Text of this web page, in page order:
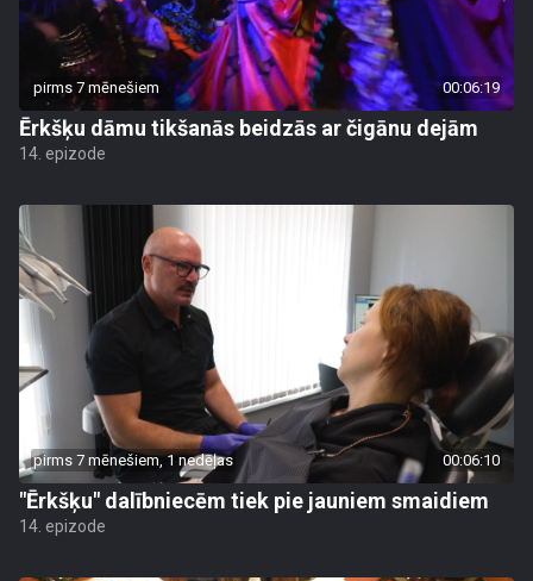
pirms 7 mēnešiem 00:06:19
Ērkšķu dāmu tikšanās beidzās ar čigānu dejām
14. epizode
pirms 7 mēnešiem, 1 nedēļas 00:06:10
"Ērkšķu" dalībniecēm tiek pie jauniem smaidiem
14. epizode